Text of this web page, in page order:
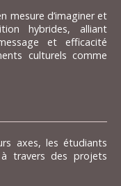
mesure d’imaginer et
hybrides, alliant
et efficacité
culturels comme
axes, les étudiants
travers des projets